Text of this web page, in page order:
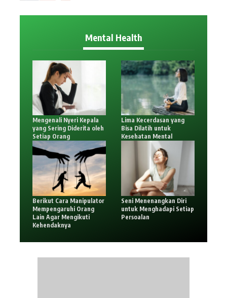
Mental Health
Mengenali Nyeri Kepala
yang Sering Diderita oleh
Setiap Orang
Lima Kecerdasan yang
Bisa Dilatih untuk
Kesehatan Mental
Berikut Cara Manipulator
Mempengaruhi Orang
Lain Agar Mengikuti
Kehendaknya
Seni Menenangkan Diri
untuk Menghadapi Setiap
Persoalan